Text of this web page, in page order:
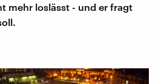
mehr loslässt - und er fragt